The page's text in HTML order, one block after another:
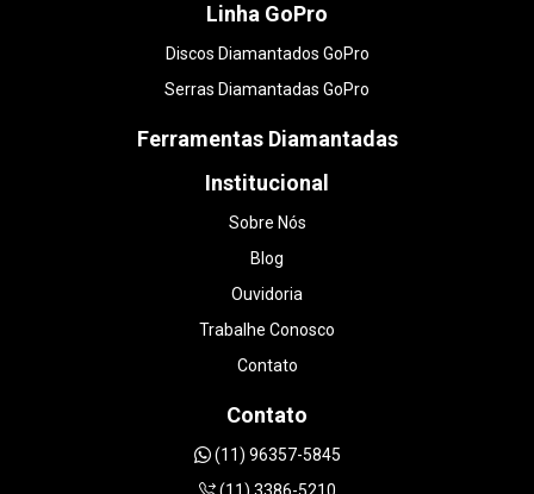
Linha GoPro
Discos Diamantados GoPro
Serras Diamantadas GoPro
Ferramentas Diamantadas
Institucional
Sobre Nós
Blog
Ouvidoria
Trabalhe Conosco
Contato
Contato
(11) 96357-5845